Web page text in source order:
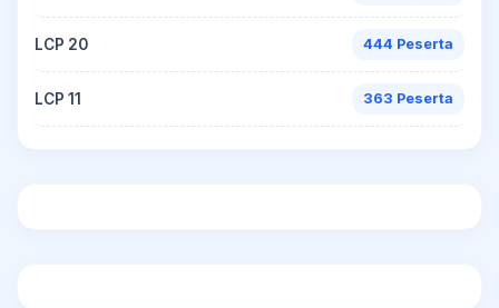
LCP 20 444 Peserta
LCP 11 363 Peserta